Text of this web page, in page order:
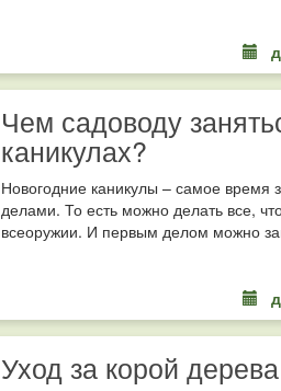
Чем садоводу
каникулах?
Новогодние каникулы – самое
делами. То есть можно делать все,
всеоружии. И первым делом можно
Уход за корой дерева